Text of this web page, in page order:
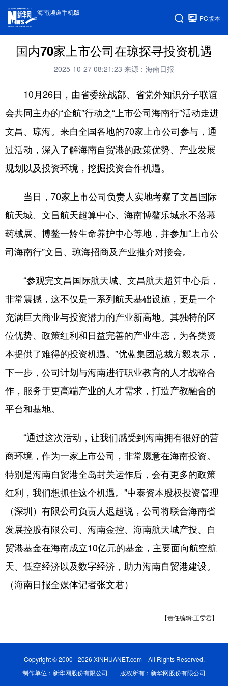
海南频道手机版
PC版本
国内70家上市公司在琼探寻投资机遇
2025-10-27 08:21:23 来源：海南日报
10月26日，由省委统战部、省党外知识分子联谊
会共同主办的“企航”行动之“上市公司海南行”活动走进
文昌、琼海。来自全国各地的70家上市公司参与，通
过活动，深入了解海南自贸港的政策优势、产业发展
规划以及投资环境，挖掘投资合作机遇。
当日，70家上市公司负责人实地考察了文昌国际
航天城、文昌航天超算中心、海南博鳌乐城永不落幕
药械展、博鳌一龄生命养护中心等地，并参加“上市公
司海南行”文昌、琼海招商及产业推介对接会。
“参观完文昌国际航天城、文昌航天超算中心后，
非常震撼，这不仅是一系列航天基础设施，更是一个
充满巨大商业与投资潜力的产业新高地。其独特的区
位优势、政策红利和日益完善的产业生态，为各类资
本提供了难得的投资机遇。”优蓝集团总裁方毅表示，
下一步，公司计划与海南进行职业教育的人才战略合
作，服务于更高端产业的人才需求，打造产教融合的
平台和基地。
“通过这次活动，让我们感受到海南拥有很好的营
商环境，作为一家上市公司，非常愿意在海南投资。
特别是海南自贸港全岛封关运作后，会有更多的政策
红利，我们想抓住这个机遇。”中泰资本股权投资管理
（深圳）有限公司负责人迟超说，公司将联合海南省
发展控股有限公司、海南金控、海南航天城产投、自
贸港基金在海南成立10亿元的基金，主要面向航空航
天、低空经济以及数字经济，助力海南自贸港建设。
（海南日报全媒体记者张文君）
【责任编辑:王雯君】
Copyright © 2000 - 2026 XINHUANET.com All Rights Reserved.
制作单位：新华网股份有限公司 版权所有：新华网股份有限公司